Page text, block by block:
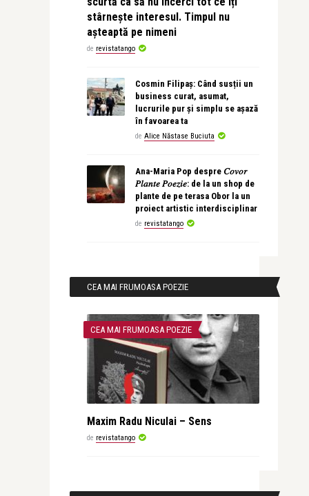
stârnește interesul. Timpul nu
așteaptă pe nimeni
de revistatango
Cosmin Filipaș: Când susții un
business curat, asumat,
lucrurile pur și simplu se așază
în favoarea ta
de Alice Năstase Buciuta
Ana-Maria Pop despre 𝐶𝑜𝑣𝑜𝑟
𝑃𝑙𝑎𝑛𝑡𝑒 𝑃𝑜𝑒𝑧𝑖𝑒: de la un shop de
plante de pe terasa Obor la un
proiect artistic interdisciplinar
de revistatango
CEA MAI FRUMOASA POEZIE
CEA MAI FRUMOASA POEZIE
Maxim Radu Niculai – Sens
de revistatango